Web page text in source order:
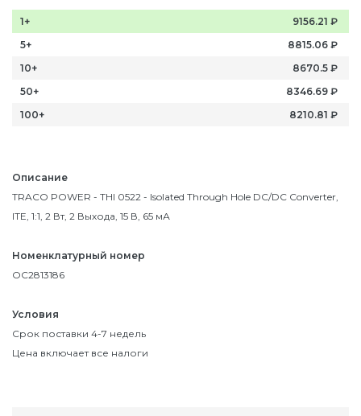
Описание
TRACO POWER - THI 0522 - Isolated Through Hole DC/DC Converter,
ITE, 1:1, 2 Вт, 2 Выхода, 15 В, 65 мА
Номенклатурный номер
OC2813186
Условия
Срок поставки 4-7 недель
Цена включает все налоги
1+ 9156.21 ₽
5+
8815.06 ₽
10+
8670.5 ₽
50+
8346.69 ₽
100+
8210.81 ₽